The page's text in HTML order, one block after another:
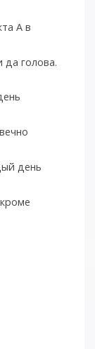
А в
да голова.
день